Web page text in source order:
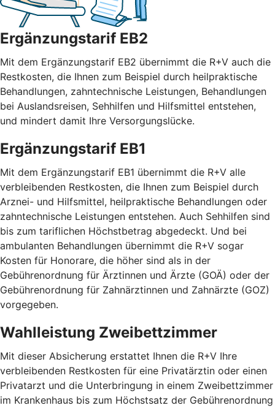
Ergänzungstarif EB2
Mit dem Ergänzungstarif EB2 übernimmt die R+V auch die
Restkosten, die Ihnen zum Beispiel durch heilpraktische
Behandlungen, zahntechnische Leistungen, Behandlungen
bei Auslandsreisen, Sehhilfen und Hilfsmittel entstehen,
und mindert damit Ihre Versorgungslücke.
Ergänzungstarif EB1
Mit dem Ergänzungstarif EB1 übernimmt die R+V alle
verbleibenden Restkosten, die Ihnen zum Beispiel durch
Arznei- und Hilfsmittel, heilpraktische Behandlungen oder
zahntechnische Leistungen entstehen. Auch Sehhilfen sind
bis zum tariflichen Höchstbetrag abgedeckt. Und bei
ambulanten Behandlungen übernimmt die R+V sogar
Kosten für Honorare, die höher sind als in der
Gebührenordnung für Ärztinnen und Ärzte (GOÄ) oder der
Gebührenordnung für Zahnärztinnen und Zahnärzte (GOZ)
vorgegeben.
Wahlleistung Zweibettzimmer
Mit dieser Absicherung erstattet Ihnen die R+V Ihre
verbleibenden Restkosten für eine Privatärztin oder einen
Privatarzt und die Unterbringung in einem Zweibettzimmer
im Krankenhaus bis zum Höchstsatz der Gebührenordnung